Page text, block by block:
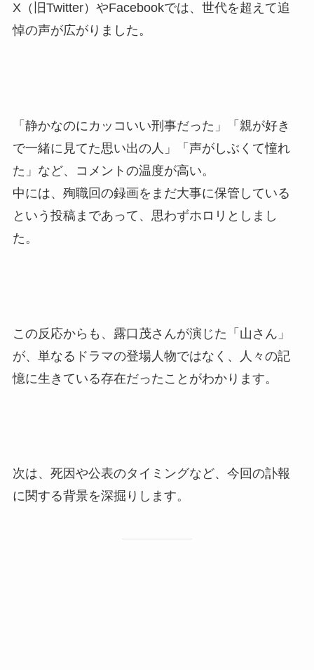
X（旧Twitter）やFacebookでは、世代を超えて追
悼の声が広がりました。
「静かなのにカッコいい刑事だった」「親が好き
で一緒に見てた思い出の人」「声がしぶくて憧れ
た」など、コメントの温度が高い。
中には、殉職回の録画をまだ大事に保管している
という投稿まであって、思わずホロリとしまし
た。
この反応からも、露口茂さんが演じた「山さん」
が、単なるドラマの登場人物ではなく、人々の記
憶に生きている存在だったことがわかります。
次は、死因や公表のタイミングなど、今回の訃報
に関する背景を深掘りします。